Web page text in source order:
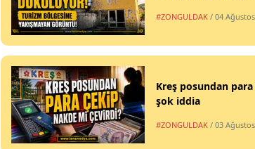
#ZONGULDAK / 04
Kreş posundan
şok iddia
#ZONGULDAK / 03